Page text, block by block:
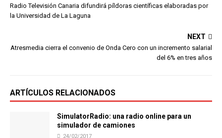
Radio Televisión Canaria difundirá píldoras científicas elaboradas por
la Universidad de La Laguna
NEXT
Atresmedia cierra el convenio de Onda Cero con un incremento salarial
del 6% en tres años
ARTÍCULOS RELACIONADOS
SimulatorRadio: una radio online para un
simulador de camiones
24/02/2017